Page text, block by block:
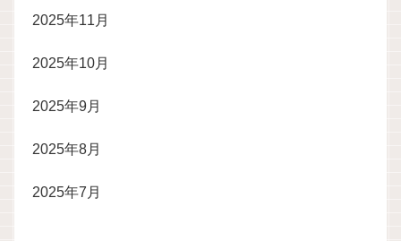
2025年11月
2025年10月
2025年9月
2025年8月
2025年7月